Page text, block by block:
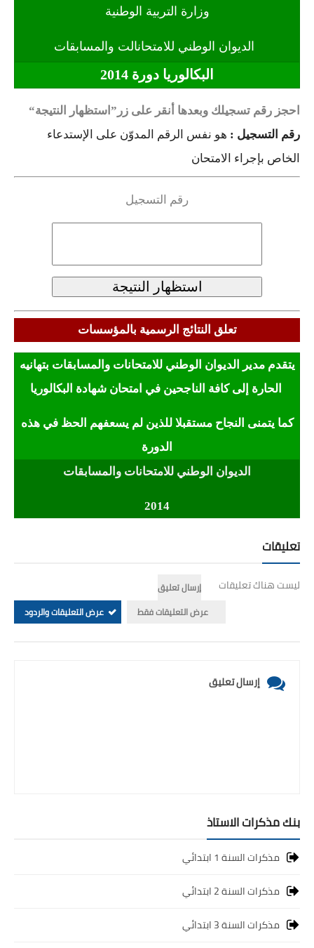
السنة الثانية ابتدائي
السنة الرابعة ابتدائي
السنة الخامسة ابتدائي
شهادة التعليم الابتدائي
التعليم المتوسط
السنة الثانية متوسط
السنة الثالثة متوسط
السنة الرابعة متوسط
شهادة التعليم المتوسط
بنك الفروض و الاختبارات
محفظة الأستاذ
بنك مذكرات الاستاذ
دفاتر استاذ التعليم الابتدائي
بحوث اللغة العربية
وزارة التربية الوطنية
البكالوريا دورة 2014
احجز رقم تسجيلك وبعدها أنقر على زر
استظهار النتيجة
رقم التسجيل : هو نفس الرقم المدوّن على الإستدعاء
الخاص بإجراء الامتحان
رقم التسجيل
تعلق النتائج الرسمية بالمؤسسات
يتقدم مدير الديوان الوطني للامتحانات والمسابقات بتهانيه
كما يتمنى النجاح مستقبلا للذين لم يسعفهم الحظ في هذه
الدورة
الديوان الوطني للامتحانات والمسابقات
2014
تعليقات
ليست هناك تعليقات
إرسال تعليق
عرض التعليقات فقط
عرض التعليقات والردود
إرسال تعليق
بنك مذكرات الاستاذ
مذكرات السنة 1 ابتدائي
مذكرات السنة 2 ابتدائي
مذكرات السنة 3 ابتدائي